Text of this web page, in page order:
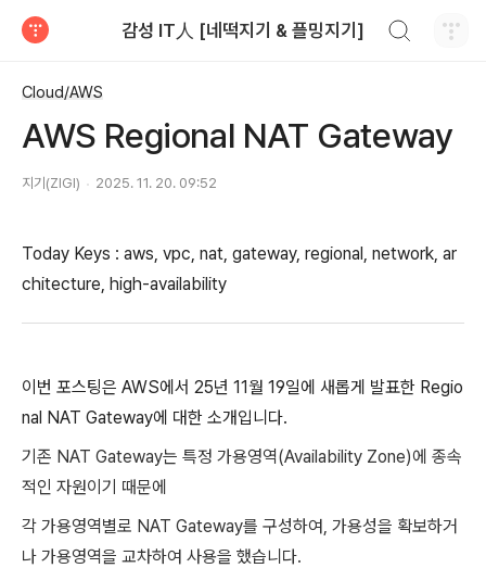
감성 IT人 [네떡지기 & 플밍지기]
Cloud/AWS
AWS Regional NAT Gateway
지기(ZIGI) 2025. 11. 20. 09:52
Today Keys : aws, vpc, nat, gateway, regional, network, ar
chitecture, high-availability
이번 포스팅은 AWS에서 25년 11월 19일에 새롭게 발표한 Regio
nal NAT Gateway에 대한 소개입니다.
기존 NAT Gateway는 특정 가용영역(Availability Zone)에 종속
적인 자원이기 때문에
각 가용영역별로 NAT Gateway를 구성하여, 가용성을 확보하거
나 가용영역을 교차하여 사용을 했습니다.